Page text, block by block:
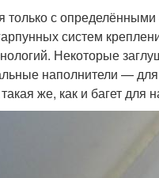
только с
систем
Некоторые
наполнители —
же, как и багет для